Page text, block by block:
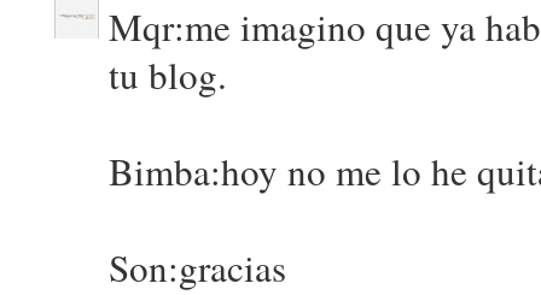
Mqr:me imagino que ya
tu blog.
Bimba:hoy no me lo he
Son:gracias